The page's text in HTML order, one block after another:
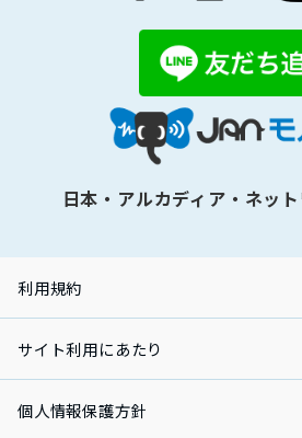
日本・アルカディア・ネッ
利用規約
サイト利用にあたり
個人情報保護方針